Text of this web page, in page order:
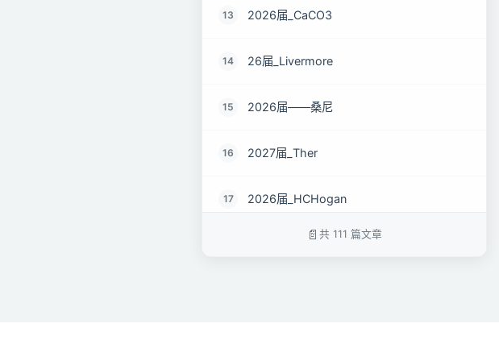
13 2026届_CaCO3
14 26届_Livermore
15 2026届——桑尼
16 2027届_Ther
17 2026届_HCHogan
共 111 篇文章